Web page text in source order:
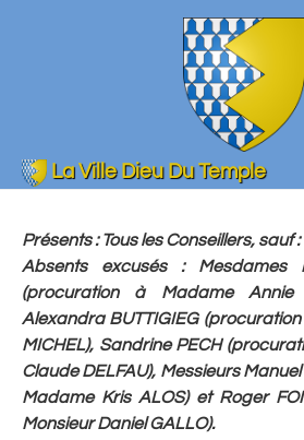
La Ville Dieu Du Temple
Présents: Tous les Conseillers, sauf :
Absents excusés : Mesdames
(procuration à Madame Annie
Alexandra BUTTIGIEG
MICHEL), Sandrine PECH
Claude DELFAU), Messieurs
Madame Kris ALOS) et Roger
Monsieur Daniel GALLO).